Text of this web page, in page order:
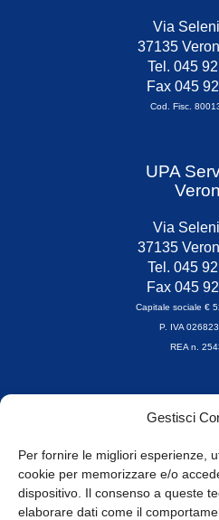
Gestisci
Per fornire le migliori esperienze,
cookie per memorizzare e/o
dispositivo. Il consenso a queste
elaborare dati come il
Via
37135
Tel. 045
Fax 045
Cod. Fisc.
UPA
Via
37135
Tel. 045
Fax 045
Capitale sociale €
P. IVA
REA n.
Orari di
8.30-13.00 /